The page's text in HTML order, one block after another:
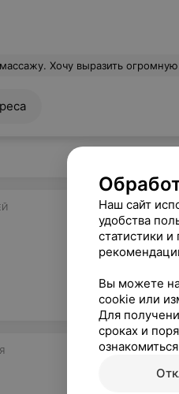
человек! Материал и приёмы усваивались и запоминались легко. Все занятия проходили в дружеской
Наш сайт
удобства
статистики
Вы можете
cookie или
Для
сроках и